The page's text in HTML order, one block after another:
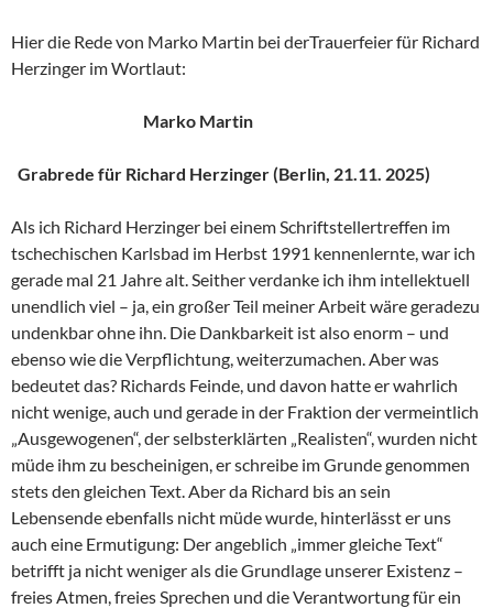
Hier die Rede von Marko Martin bei derTrauerfeier für Richard
Herzinger im Wortlaut:
Marko Martin
Grabrede für Richard Herzinger (Berlin, 21.11. 2025)
Als ich Richard Herzinger bei einem Schriftstellertreffen im
tschechischen Karlsbad im Herbst 1991 kennenlernte, war ich
gerade mal 21 Jahre alt. Seither verdanke ich ihm intellektuell
unendlich viel – ja, ein großer Teil meiner Arbeit wäre geradezu
undenkbar ohne ihn. Die Dankbarkeit ist also enorm – und
ebenso wie die Verpflichtung, weiterzumachen. Aber was
bedeutet das? Richards Feinde, und davon hatte er wahrlich
nicht wenige, auch und gerade in der Fraktion der vermeintlich
„Ausgewogenen“, der selbsterklärten „Realisten“, wurden nicht
müde ihm zu bescheinigen, er schreibe im Grunde genommen
stets den gleichen Text. Aber da Richard bis an sein
Lebensende ebenfalls nicht müde wurde, hinterlässt er uns
auch eine Ermutigung: Der angeblich „immer gleiche Text“
betrifft ja nicht weniger als die Grundlage unserer Existenz –
freies Atmen, freies Sprechen und die Verantwortung für ein